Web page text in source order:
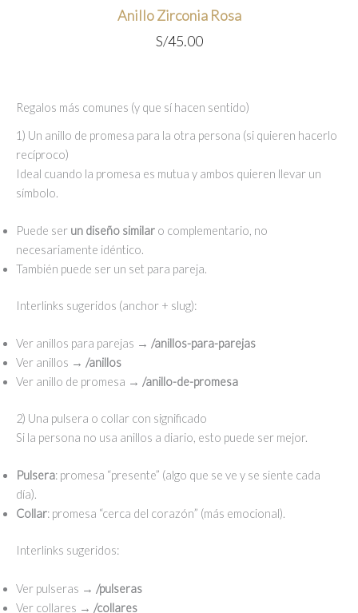
Anillo Zirconia Rosa
S/45.00
Regalos más comunes (y que sí hacen sentido)
1) Un anillo de promesa para la otra persona (si quieren hacerlo
recíproco)
Ideal cuando la promesa es mutua y ambos quieren llevar un
símbolo.
Puede ser un diseño similar o complementario, no
necesariamente idéntico.
También puede ser un set para pareja.
Interlinks sugeridos (anchor + slug):
Ver anillos para parejas → /anillos-para-parejas
Ver anillos → /anillos
Ver anillo de promesa → /anillo-de-promesa
2) Una pulsera o collar con significado
Si la persona no usa anillos a diario, esto puede ser mejor.
Pulsera: promesa “presente” (algo que se ve y se siente cada
día).
Collar: promesa “cerca del corazón” (más emocional).
Interlinks sugeridos:
Ver pulseras → /pulseras
Ver collares → /collares